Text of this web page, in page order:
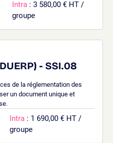
Intra : 3 580,00 € HT /
groupe
- SSI.08
de la réglementation des
un document unique et
Intra : 1 690,00 € HT /
groupe